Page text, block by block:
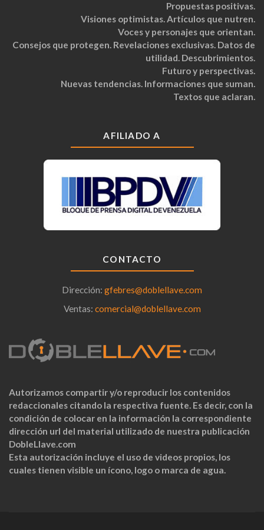
Propuestas positivas.
Visiones optimistas. Artículos que nutren.
Voces y personajes que orientan.
Consejos que protegen. Revelaciones exclusivas. Datos de
utilidad. Descubrimientos.
Futuro y perspectivas.
Nuevas tendencias. Informaciones que suman.
Textos que aclaran.
AFILIADO A
CONTACTO
Dirección: gfebres@doblellave.com
Ventas: comercial@doblellave.com
Autorizamos compartir y/o reproducir los contenidos
redaccionales citando la respectiva fuente. Es decir, con la
condición de colocar en la información la correspondiente
dirección url del material utilizado de nuestra publicación
DobleLlave.com
Esta autorización incluye el uso de videos propios, los
cuales tienen visible un ícono, logo o marca de agua.